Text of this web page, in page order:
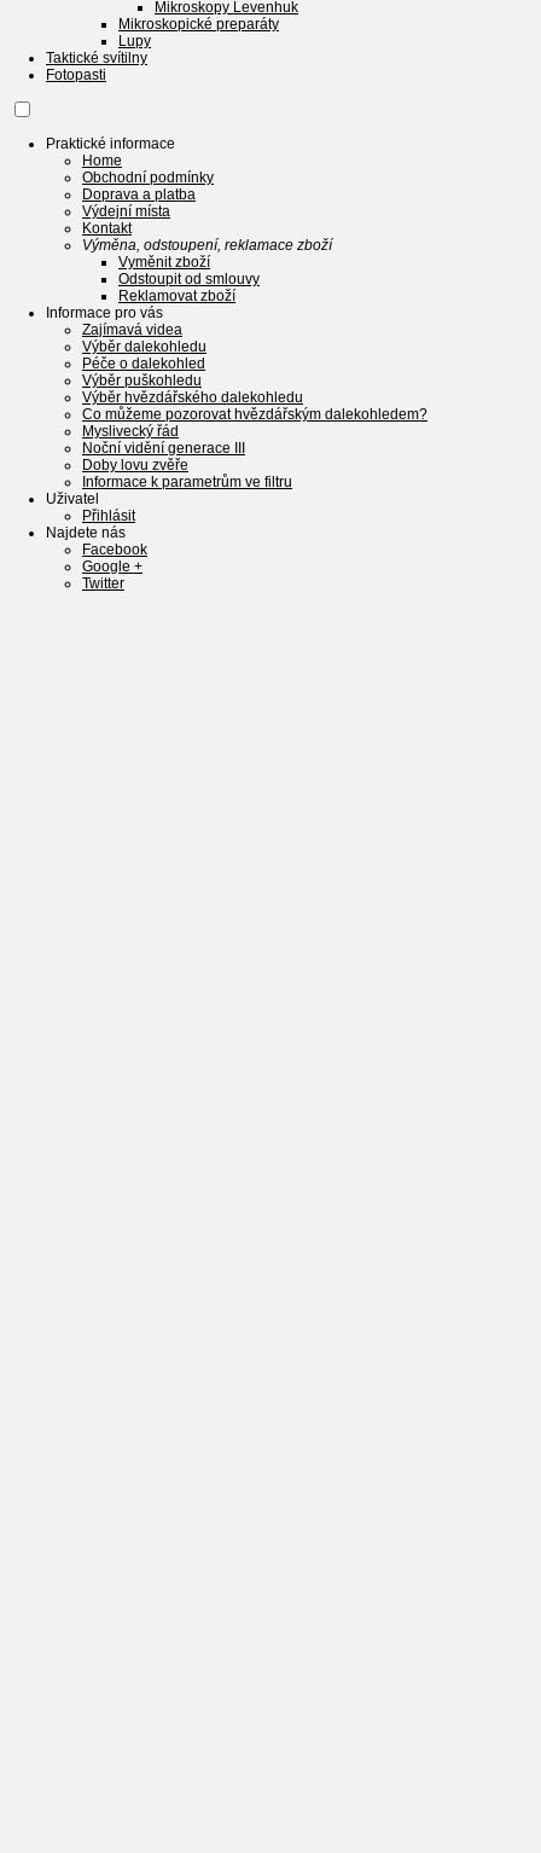
Mikroskopy Levenhuk
Mikroskopické preparáty
Lupy
Taktické svítilny
Fotopasti
Praktické informace
Home
Obchodní podmínky
Doprava a platba
Výdejní místa
Kontakt
Výměna, odstoupení, reklamace zboží
Vyměnit zboží
Odstoupit od smlouvy
Reklamovat zboží
Informace pro vás
Zajímavá videa
Výběr dalekohledu
Péče o dalekohled
Výběr puškohledu
Výběr hvězdářského dalekohledu
Co můžeme pozorovat hvězdářským dalekohledem?
Myslivecký řád
Noční vidění generace III
Doby lovu zvěře
Informace k parametrům ve filtru
Uživatel
Přihlásit
Najdete nás
Facebook
Google +
Twitter